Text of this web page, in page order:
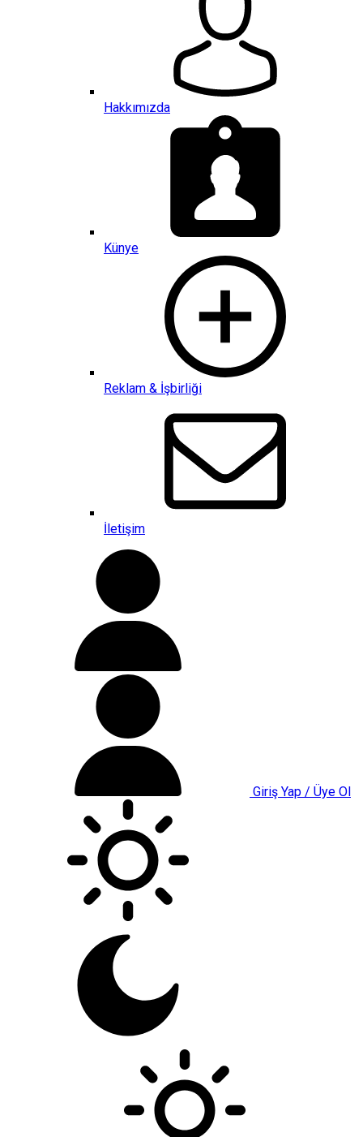
Hakkımızda
Künye
Reklam & İşbirliği
İletişim
Giriş Yap / Üye Ol